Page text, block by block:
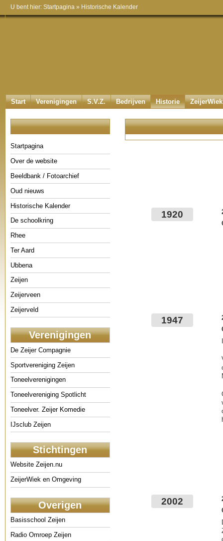
U bent hier: Startpagina » Historische Kalender
Start Verenigingen S.V.Z. Bedrijven Historie
Startpagina
Over de website
Beeldbank / Fotoarchief
Oud nieuws
Historische Kalender
De schoolkring
Rhee
Ter Aard
Ubbena
Zeijen
Zeijerveen
Zeijerveld
Verenigingen
De Zeijer Compagnie
Sportvereniging Zeijen
Toneelverenigingen
Toneelvereniging Spotlicht
Toneelver. Zeijer Komedie
IJsclub Zeijen
Stichtingen
Website Zeijen.nu
ZeijerWiek en Omgeving
Overigen
Basisschool Zeijen
Radio Omroep Zeijen
1920
1947
2002